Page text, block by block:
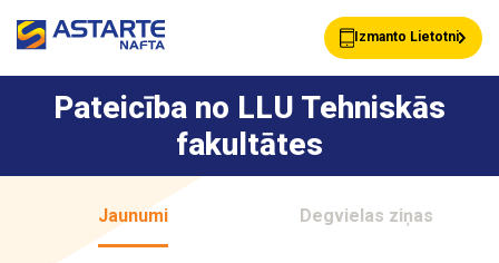
Izmanto Lietotni
Uzpildes stacijas
Pateicība no LLU Tehniskās
fakultātes
Jaunumi Degvielas ziņas